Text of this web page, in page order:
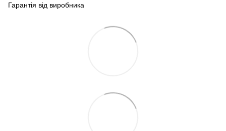
Гарантія від виробника